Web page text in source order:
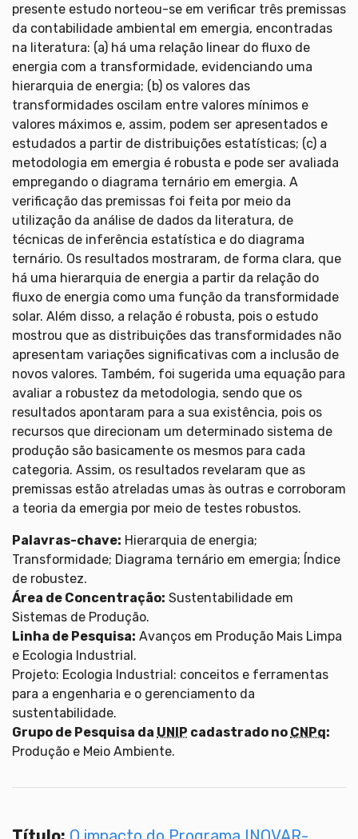
presente estudo norteou-se em verificar três premissas
da contabilidade ambiental em emergia, encontradas
na literatura: (a) há uma relação linear do fluxo de
energia com a transformidade, evidenciando uma
hierarquia de energia; (b) os valores das
transformidades oscilam entre valores mínimos e
valores máximos e, assim, podem ser apresentados e
estudados a partir de distribuições estatísticas; (c) a
metodologia em emergia é robusta e pode ser avaliada
empregando o diagrama ternário em emergia. A
verificação das premissas foi feita por meio da
utilização da análise de dados da literatura, de
técnicas de inferência estatística e do diagrama
ternário. Os resultados mostraram, de forma clara, que
há uma hierarquia de energia a partir da relação do
fluxo de energia como uma função da transformidade
solar. Além disso, a relação é robusta, pois o estudo
mostrou que as distribuições das transformidades não
apresentam variações significativas com a inclusão de
novos valores. Também, foi sugerida uma equação para
avaliar a robustez da metodologia, sendo que os
resultados apontaram para a sua existência, pois os
recursos que direcionam um determinado sistema de
produção são basicamente os mesmos para cada
categoria. Assim, os resultados revelaram que as
premissas estão atreladas umas às outras e corroboram
a teoria da emergia por meio de testes robustos.
Palavras-chave: Hierarquia de energia;
Transformidade; Diagrama ternário em emergia; Índice
de robustez.
Área de Concentração: Sustentabilidade em
Sistemas de Produção.
Linha de Pesquisa: Avanços em Produção Mais Limpa
e Ecologia Industrial.
Projeto: Ecologia Industrial: conceitos e ferramentas
para a engenharia e o gerenciamento da
sustentabilidade.
Grupo de Pesquisa da UNIP cadastrado no CNPq:
Produção e Meio Ambiente.